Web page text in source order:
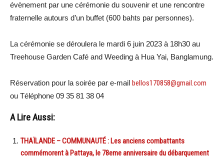
évènement par une cérémonie du souvenir et une rencontre
fraternelle autours d’un buffet (600 bahts par personnes).
La cérémonie se déroulera le mardi 6 juin 2023 à 18h30 au
Treehouse Garden Café and Weeding à Hua Yai, Banglamung.
Réservation pour la soirée par e-mail bellos170858@gmail.com
ou Téléphone 09 35 81 38 04
A Lire Aussi:
THAÏLANDE – COMMUNAUTÉ : Les anciens combattants
commémorent à Pattaya, le 78eme anniversaire du débarquement